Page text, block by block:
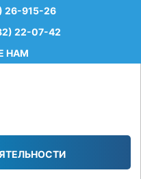
26-915-26
22-07-42
НАМ